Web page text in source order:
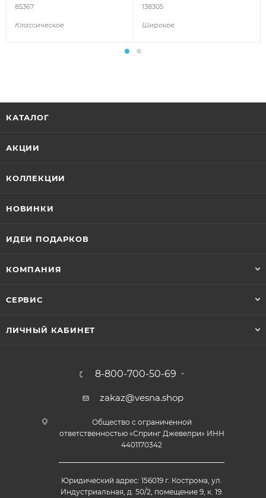
85367
Классическое
138305
Широкое
КАТАЛОГ
АКЦИИ
КОЛЛЕКЦИИ
НОВИНКИ
ИДЕИ ПОДАРКОВ
КОМПАНИЯ
СЕРВИС
ЛИЧНЫЙ КАБИНЕТ
8-800-700-50-69
zakaz@vesna.shop
Общество с ограниченной
ответственностью «Спринг Джевелри» ИНН
4401170342
Юридический адрес: 156019 г. Кострома, ул.
Индустриальная, д. 50/2, помещение 9, к. 19.